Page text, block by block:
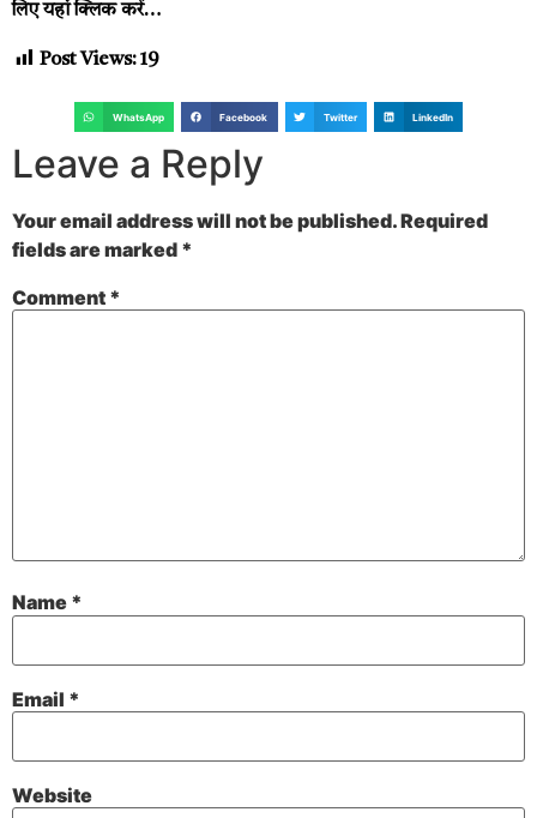
लिएयहां क्लिक करें…
Post Views:19
WhatsApp Facebook Twitter LinkedIn
Leave a Reply
Your email address will not be published.Required
fields are marked *
Comment *
Name *
Email *
Website